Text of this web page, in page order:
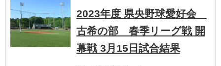
2023年度 県央野球愛好会
古希の部 春季リーグ戦 開
幕戦 3月15日試合結果